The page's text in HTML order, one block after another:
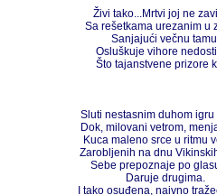
Živi tako...Mrtvi joj ne
Sa rešetkama urezanim u
Sanjajući večnu
Osluškuje vihore
Što tajanstvene prizore
Sluti nestasnim duhom
Dok, milovani vetrom,
Kuca maleno srce u ritmu
Zarobljenih na dnu
Sebe prepoznaje po
Daruje drugima.
I tako osuđena, naivno